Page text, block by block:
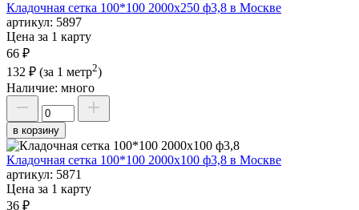
Кладочная сетка 100*100 2000х250 ф3,8 в Москве
артикул: 5897
Цена за 1 карту
66 ₽
132 ₽ (за 1 метр2)
Наличие: много
в корзину
Кладочная сетка 100*100 2000х100 ф3,8 в Москве
артикул: 5871
Цена за 1 карту
36 ₽